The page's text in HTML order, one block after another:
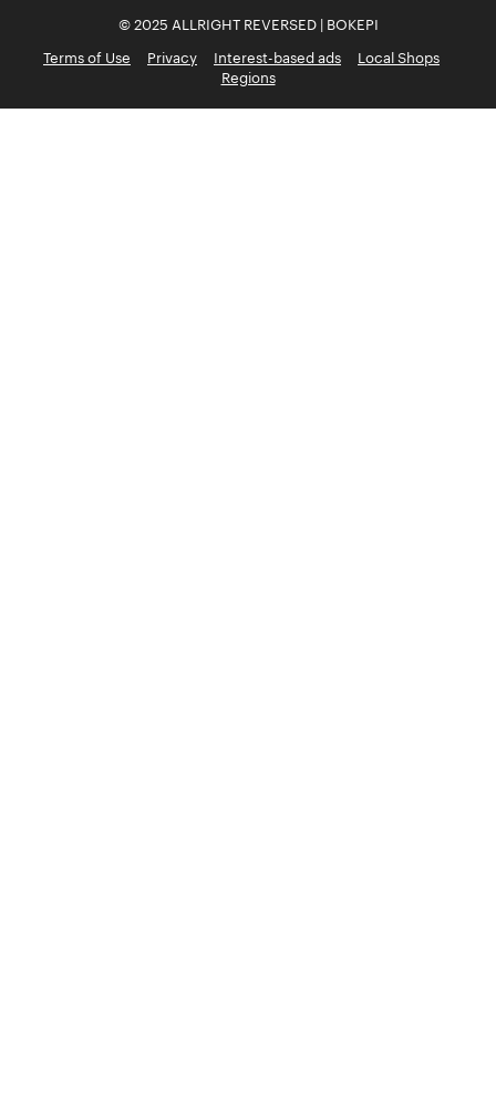
© 2025 ALLRIGHT REVERSED | BOKEPI
Terms of Use
Privacy Interest-based ads
Local Shops
Regions